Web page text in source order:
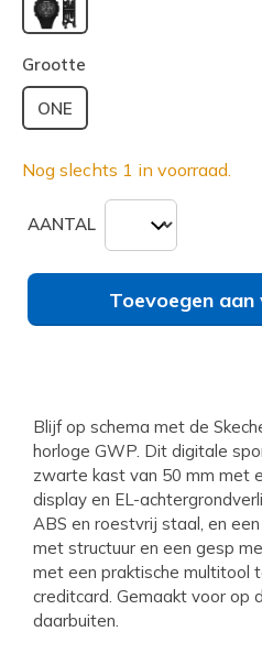
geselecteerd
Grootte
ONE
Nog slechts 1 in voorraad.
AANTAL
Toevoegen
Blijf op schema met de
horloge GWP. Dit digitale
zwarte kast van 50 mm met
display en EL-
ABS en roestvrij staal, en
met structuur en een gesp
met een praktische multitool
creditcard. Gemaakt voor op
daarbuiten.